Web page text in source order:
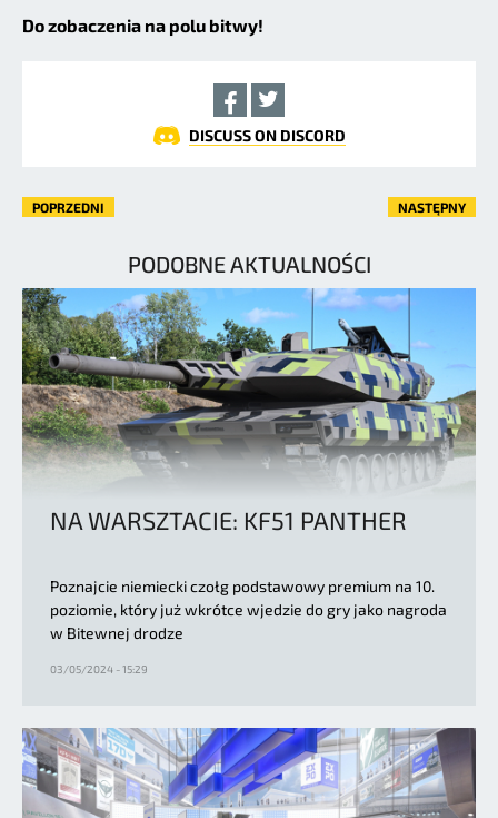
Do zobaczenia na polu bitwy!
DISCUSS ON DISCORD
POPRZEDNI NASTĘPNY
PODOBNE AKTUALNOŚCI
NA WARSZTACIE: KF51 PANTHER
Poznajcie niemiecki czołg podstawowy premium na 10.
poziomie, który już wkrótce wjedzie do gry jako nagroda
w Bitewnej drodze
03/05/2024 - 15:29